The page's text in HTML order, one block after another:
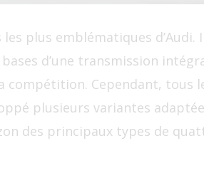
plus emblématiques d’Audi.
d’une transmission
compétition. Cependant, tous
plusieurs variantes
des principaux types de